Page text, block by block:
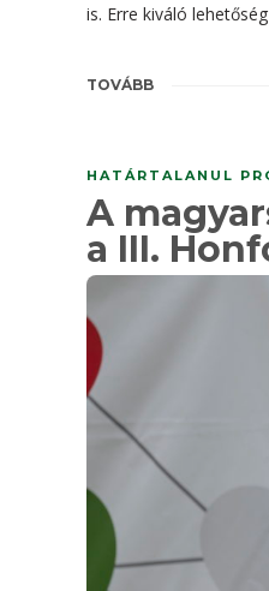
is. Erre kiváló
TOVÁBB
HATÁRTALANUL
A
a III.